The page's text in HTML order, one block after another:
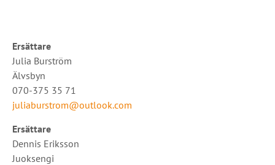
Ersättare
Julia Burström
Älvsbyn
070-375 35 71
juliaburstrom@outlook.com
Ersättare
Dennis Eriksson
Juoksengi